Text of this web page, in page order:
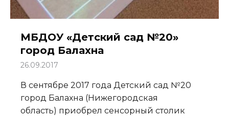
МБДОУ «Детский сад №20»
город Балахна
26.09.2017
В сентябре 2017 года Детский сад №20
город Балахна (Нижегородская
область) приобрел сенсорный столик